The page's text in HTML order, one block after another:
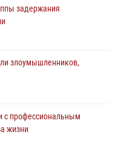
задержания
злоумышленников,
с профессиональным
жизни